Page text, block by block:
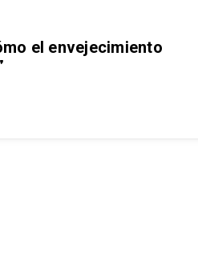
el envejecimiento